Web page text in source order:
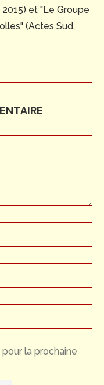
et "Le Groupe
(Actes Sud,
la prochaine